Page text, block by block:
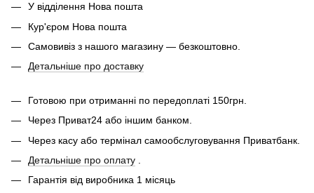
У відділення Нова пошта
Кур'єром Нова пошта
Самовивіз з нашого магазину — безкоштовно.
Детальніше про доставку
Готовою при отриманні по передоплаті 150грн.
Через Приват24 або іншим банком.
Через касу або термінал самообслуговування Приватбанк.
Детальніше про оплату
Гарантія від виробника 1 місяць